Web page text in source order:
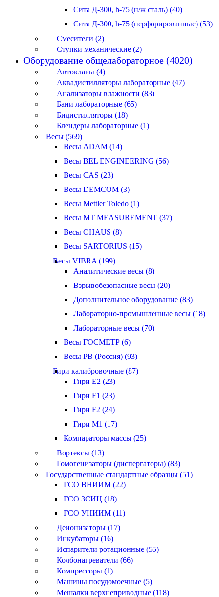
Сита Д-300, h-75 (н/ж сталь) (40)
Сита Д-300, h-75 (перфорированные) (53)
Смесители (2)
Ступки механические (2)
Оборудование общелабораторное (4020)
Автоклавы (4)
Аквадистилляторы лабораторные (47)
Анализаторы влажности (83)
Бани лабораторные (65)
Бидистилляторы (18)
Блендеры лабораторные (1)
Весы (569)
Весы ADAM (14)
Весы BEL ENGINEERING (56)
Весы CAS (23)
Весы DEMCOM (3)
Весы Mettler Toledo (1)
Весы MT MEASUREMENT (37)
Весы OHAUS (8)
Весы SARTORIUS (15)
Весы VIBRA (199)
Аналитические весы (8)
Взрывобезопасные весы (20)
Дополнительное оборудование (83)
Лабораторно-промышленные весы (18)
Лабораторные весы (70)
Весы ГОСМЕТР (6)
Весы РВ (Россия) (93)
Гири калибровочные (87)
Гири E2 (23)
Гири F1 (23)
Гири F2 (24)
Гири M1 (17)
Компараторы массы (25)
Вортексы (13)
Гомогенизаторы (диспергаторы) (83)
Государственные стандартные образцы (51)
ГСО ВНИИМ (22)
ГСО ЗСИЦ (18)
ГСО УНИИМ (11)
Деионизаторы (17)
Инкубаторы (16)
Испарители ротационные (55)
Колбонагреватели (66)
Компрессоры (1)
Машины посудомоечные (5)
Мешалки верхнеприводные (118)